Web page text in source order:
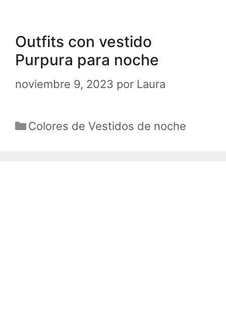
Outfits con vestido
Purpura para noche
noviembre 9, 2023 por Laura
Categorías
Colores de Vestidos de noche